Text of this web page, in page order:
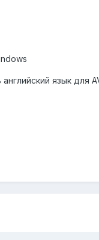
язык для